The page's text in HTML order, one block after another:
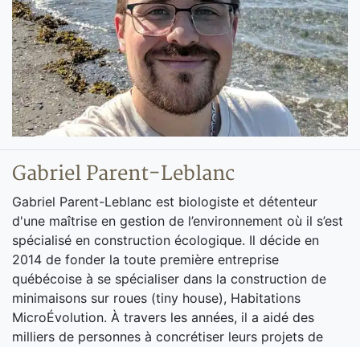
Gabriel Parent-Leblanc
Gabriel Parent-Leblanc est biologiste et détenteur
d'une maîtrise en gestion de l’environnement où il s’est
spécialisé en construction écologique. Il décide en
2014 de fonder la toute première entreprise
québécoise à se spécialiser dans la construction de
minimaisons sur roues (tiny house), Habitations
MicroÉvolution. À travers les années, il a aidé des
milliers de personnes à concrétiser leurs projets de